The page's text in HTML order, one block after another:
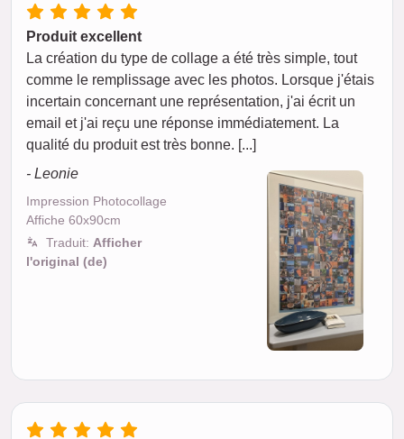
Produit excellent
La création du type de collage a été très simple, tout
comme le remplissage avec les photos. Lorsque j'étais
incertain concernant une représentation, j'ai écrit un
email et j'ai reçu une réponse immédiatement. La
qualité du produit est très bonne. [...]
- Leonie
Impression Photocollage
Affiche 60x90cm
Traduit: Afficher
l'original (de)